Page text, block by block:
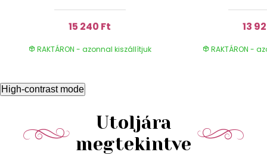
15 240 Ft
RAKTÁRON - azonnal kiszállítjuk
13
RAKTÁRON -
High-contrast mode
Utoljára
megtekintve